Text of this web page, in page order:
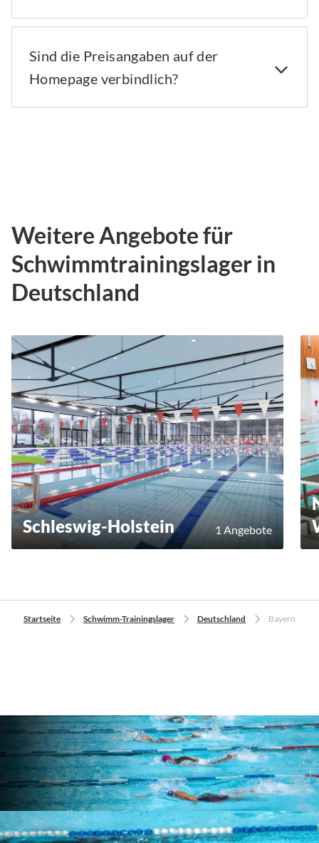
Sind die Preisangaben auf der
Homepage verbindlich?
Weitere Angebote für
Schwimmtrainingslager in
Deutschland
Schleswig-Holstein 1 Angebote
Startseite Schwimm-Trainingslager Deutschland Bayern